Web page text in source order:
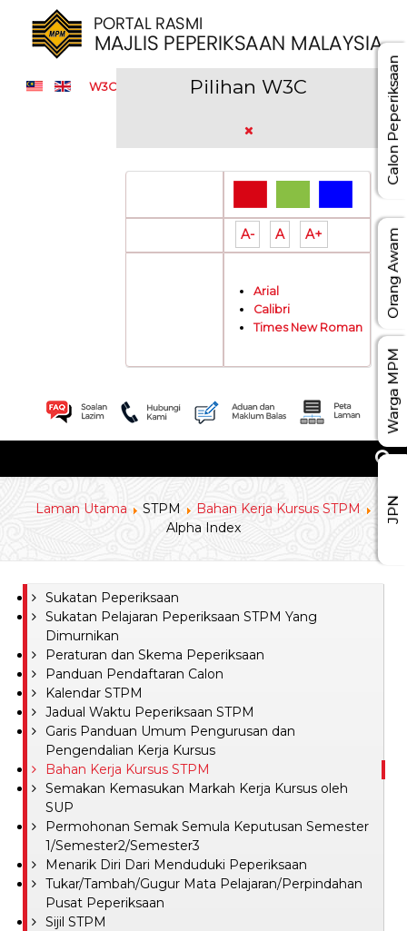
W3C Pilihan W3C
A- A A+
Arial
Calibri
Times New Roman
Laman Utama STPM
Bahan Kerja Kursus STPM
Alpha Index
Sukatan Peperiksaan
Sukatan Pelajaran Peperiksaan STPM Yang
Dimurnikan
Peraturan dan Skema Peperiksaan
Panduan Pendaftaran Calon
Kalendar STPM
Jadual Waktu Peperiksaan STPM
Garis Panduan Umum Pengurusan dan
Pengendalian Kerja Kursus
Bahan Kerja Kursus STPM
Semakan Kemasukan Markah Kerja Kursus oleh
SUP
Permohonan Semak Semula Keputusan Semester
1/Semester2/Semester3
Menarik Diri Dari Menduduki Peperiksaan
Tukar/Tambah/Gugur Mata Pelajaran/Perpindahan
Pusat Peperiksaan
Sijil STPM
Calon Peperiksaan
Orang Awam
JPN
Warga MPM